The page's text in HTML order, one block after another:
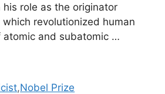
his role as the originator
revolutionized human
atomic and subatomic …
,Nobel Prize